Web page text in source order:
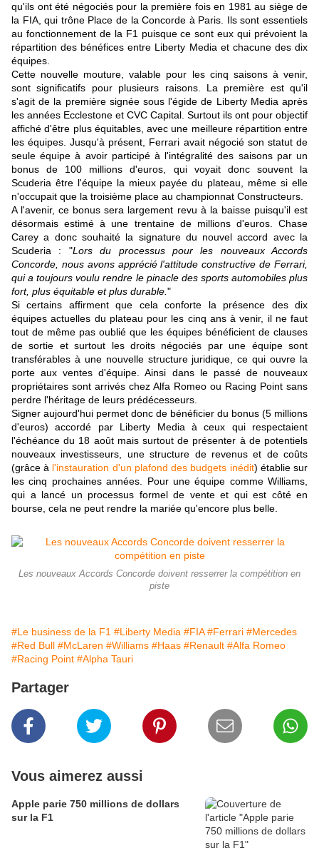
qu'ils ont été négociés pour la première fois en 1981 au siège de
la FIA, qui trône Place de la Concorde à Paris. Ils sont essentiels
au fonctionnement de la F1 puisque ce sont eux qui prévoient la
répartition des bénéfices entre Liberty Media et chacune des dix
équipes.
Cette nouvelle mouture, valable pour les cinq saisons à venir,
sont significatifs pour plusieurs raisons. La première est qu'il
s'agit de la première signée sous l'égide de Liberty Media après
les années Ecclestone et CVC Capital. Surtout ils ont pour objectif
affiché d'être plus équitables, avec une meilleure répartition entre
les équipes. Jusqu'à présent, Ferrari avait négocié son statut de
seule équipe à avoir participé à l'intégralité des saisons par un
bonus de 100 millions d'euros, qui voyait donc souvent la
Scuderia être l'équipe la mieux payée du plateau, même si elle
n'occupait que la troisième place au championnat Constructeurs.
A l'avenir, ce bonus sera largement revu à la baisse puisqu'il est
désormais estimé à une trentaine de millions d'euros. Chase
Carey a donc souhaité la signature du nouvel accord avec la
Scuderia : "Lors du processus pour les nouveaux Accords
Concorde, nous avons apprécié l'attitude constructive de Ferrari,
qui a toujours voulu rendre le pinacle des sports automobiles plus
fort, plus équitable et plus durable. "
Si certains affirment que cela conforte la présence des dix
équipes actuelles du plateau pour les cinq ans à venir, il ne faut
tout de même pas oublié que les équipes bénéficient de clauses
de sortie et surtout les droits négociés par une équipe sont
transférables à une nouvelle structure juridique, ce qui ouvre la
porte aux ventes d'équipe. Ainsi dans le passé de nouveaux
propriétaires sont arrivés chez Alfa Romeo ou Racing Point sans
perdre l'héritage de leurs prédécesseurs.
Signer aujourd'hui permet donc de bénéficier du bonus (5 millions
d'euros) accordé par Liberty Media à ceux qui respectaient
l'échéance du 18 août mais surtout de présenter à de potentiels
nouveaux investisseurs, une structure de revenus et de coûts
(grâce à l'instauration d'un plafond des budgets inédit) établie sur
les cinq prochaines années. Pour une équipe comme Williams,
qui a lancé un processus formel de venteet qui est côté en
bourse, cela ne peut rendre la mariée qu'encore plus belle.
Les nouveaux Accords Concorde doivent resserrer la compétition en
piste
#Le business de la F1 #Liberty Media #FIA #Ferrari #Mercedes
#Red Bull #McLaren #Williams #Haas #Renault #Alfa Romeo
#Racing Point #Alpha Tauri
Partager
Vous aimerez aussi
Apple parie 750 millions de dollars
sur la F1